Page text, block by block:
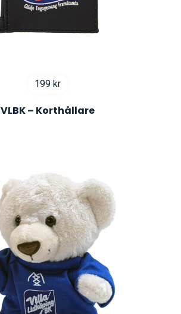
199 kr
VLBK – Korthållare